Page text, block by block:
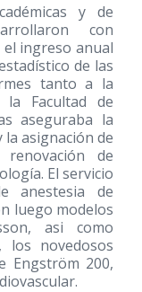
y de
con
ingreso anual
de las
tanto a la
Facultad de
aseguraba la
asignación de
de
El servicio
anestesia de
luego modelos
asi como
los novedosos
Engström 200,